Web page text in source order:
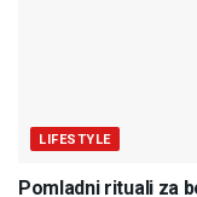
LIFESTYLE
Pomladni rituali za